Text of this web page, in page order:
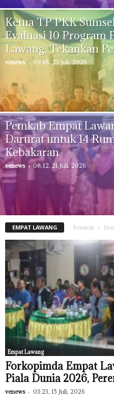
Ketua TP PKK
Evaluasi 10 Program
Lawang, Tekankan
venews - 09:48, 23 Juli, 2026
Pemkab Empat
Darurat untuk 14
Kebakaran
venews - 08:12, 21 Juli, 2026
EMPAT LAWANG Beranda
Empat Lawang
Forkopimda Empat
Piala Dunia 2026,
venews - 03:23, 15 Juli, 2026